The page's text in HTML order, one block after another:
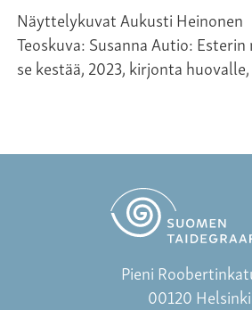
Näyttelykuvat Aukusti Heinonen
Teoskuva: Susanna Autio:
se kestää, 2023, kirjonta
Pieni
00120 Helsinki